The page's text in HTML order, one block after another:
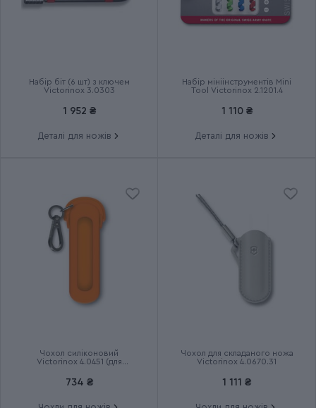
CLASSIC SD Alox Colors
Країна збірки
Термін гарантії
Набір біт (6 шт) з ключем
Victorinox 3.0303
1 952 ₴
Деталі для ножів
Набір мініінструментів Mini
Tool Victorinox 2.1201.4
1 110 ₴
Деталі для ножів
Чохол силіконовий
Victorinox 4.0451 (для
мм)
734 ₴
Чохол для складаного ножа
Victorinox 4.0670.31
1 111 ₴